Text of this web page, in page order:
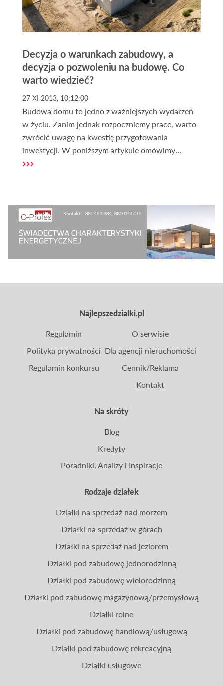
Decyzja o warunkach zabudowy, a
decyzja o pozwoleniu na budowę. Co
warto wiedzieć?
27 XI 2013, 10:12:00
Budowa domu to jedno z ważniejszych wydarzeń
w życiu. Zanim jednak rozpoczniemy prace, warto
zwrócić uwagę na kwestię przygotowania
inwestycji. W poniższym artykule omówimy
najważniejsze aspekty związane z tym tematem.
Najlepszedzialki.pl
Na skróty
Rodzaje działek
Regulamin
Polityka prywatności
Regulamin konkursu
O serwisie
Dla agencji nieruchomości
Cennik/Reklama
Kontakt
Blog
Kredyty
Poradniki, Analizy i Inspiracje
Działki na sprzedaż nad morzem
Działki na sprzedaż w górach
Działki na sprzedaż nad jeziorem
Działki pod zabudowę jednorodzinną
Działki pod zabudowę wielorodzinną
Działki pod zabudowę magazynową/przemysłową
Działki rolne
Działki pod zabudowę handlową/usługową
Działki pod zabudowę rekreacyjną
Działki usługowe